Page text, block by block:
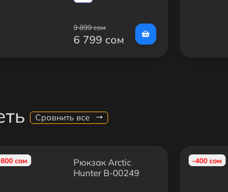
9 899 сом
6 799 сом
Сравнить все
сом
Рюкзак Arctic
Hunter B-00249
-400 сом